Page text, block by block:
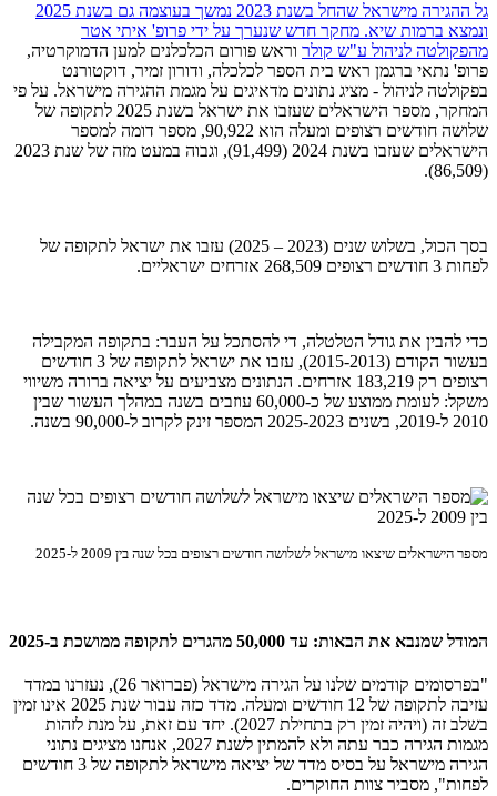
גל ההגירה מישראל שהחל בשנת 2023 נמשך בעוצמה גם בשנת 2025
ונמצא ברמות שיא. מחקר חדש שנערך על ידי פרופ' איתי אטר
מהפקולטה לניהול ע"ש קולר וראש פורום הכלכלנים למען הדמוקרטיה,
פרופ' נתאי ברגמן ראש בית הספר לכלכלה, ודורון זמיר, דוקטורנט
בפקולטה לניהול - מציג נתונים מדאיגים על מגמת ההגירה מישראל. על פי
המחקר, מספר הישראלים שעזבו את ישראל בשנת 2025 לתקופה של
שלושה חודשים רצופים ומעלה הוא 90,922, מספר דומה למספר
הישראלים שעזבו בשנת 2024 (91,499), וגבוה במעט מזה של שנת 2023
(86,509).
בסך הכול, בשלוש שנים (2023 – 2025) עזבו את ישראל לתקופה של
לפחות 3 חודשים רצופים 268,509 אזרחים ישראליים.
כדי להבין את גודל הטלטלה, די להסתכל על העבר: בתקופה המקבילה
בעשור הקודם (2015-2013), עזבו את ישראל לתקופה של 3 חודשים
רצופים רק 183,219 אזרחים. הנתונים מצביעים על יציאה ברורה משיווי
משקל: לעומת ממוצע של כ-60,000 עוזבים בשנה במהלך העשור שבין
2010 ל-2019, בשנים 2025-2023 המספר זינק לקרוב ל-90,000 בשנה.
מספר הישראלים שיצאו מישראל לשלושה חודשים רצופים בכל שנה בין 2009 ל-2025
המודל שמנבא את הבאות: עד 50,000 מהגרים לתקופה ממושכת ב-2025
"בפרסומים קודמים שלנו על הגירה מישראל (פברואר 26), נעזרנו במדד
עזיבה לתקופה של 12 חודשים ומעלה. מדד כזה עבור שנת 2025 אינו זמין
בשלב זה (ויהיה זמין רק בתחילת 2027). יחד עם זאת, על מנת לזהות
מגמות הגירה כבר עתה ולא להמתין לשנת 2027, אנחנו מציגים נתוני
הגירה מישראל על בסיס מדד של יציאה מישראל לתקופה של 3 חודשים
לפחות", מסביר צוות החוקרים.